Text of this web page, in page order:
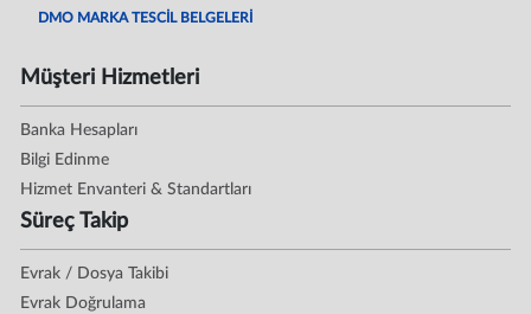
DMO MARKA TESCİL BELGELERİ
Müşteri Hizmetleri
Banka Hesapları
Bilgi Edinme
Hizmet Envanteri & Standartları
Süreç Takip
Evrak / Dosya Takibi
Evrak Doğrulama